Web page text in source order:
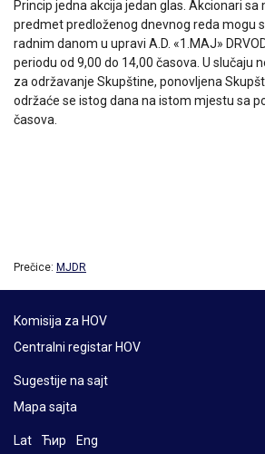
Princip jedna akcija jedan glas. Akcionari
predmet predloženog dnevnog reda mogu
radnim danom u upravi A.D. «1.MAJ»
periodu od 9,00 do 14,00 časova. U slučaju
za održavanje Skupštine, ponovljena
održaće se istog dana na istom mjestu sa
časova.
Prečice: MJDR
Komisija za HOV
Centralni registar HOV
Sugestije na sajt
Mapa sajta
Lat Ћир Eng